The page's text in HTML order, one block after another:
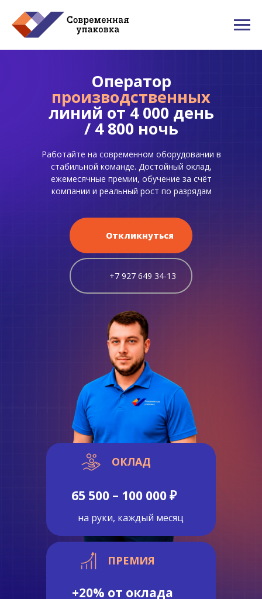
Оператор
производственных
линий от 4 000 день
/ 4 800 ночь
Работайте на современном оборудовании в
стабильной команде. Достойный оклад,
ежемесячные премии, обучение за счёт
компании и реальный рост по разрядам
Откликнуться
+7 927 649 34-13
65 500 – 100 000 ₽
на руки, каждый месяц
ОКЛАД
+20% от оклада
ПРЕМИЯ